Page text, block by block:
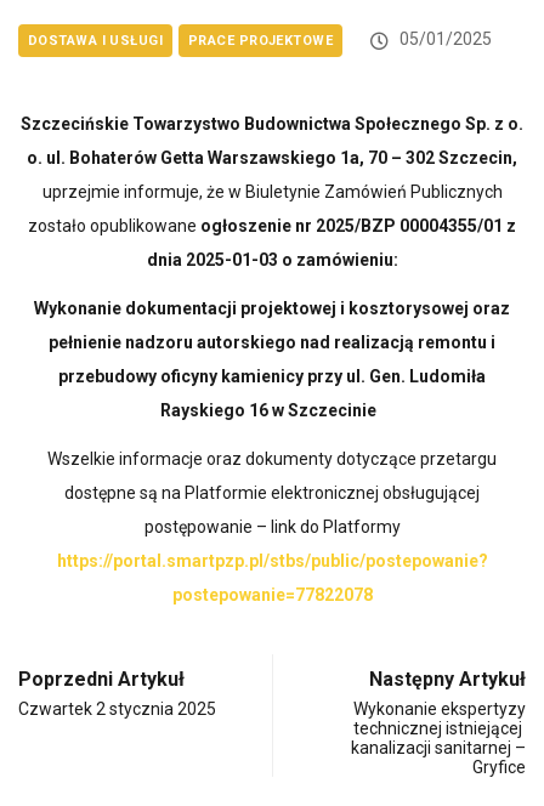
DOSTAWA I USŁUGI PRACE PROJEKTOWE 05/01/2025
Szczecińskie Towarzystwo Budownictwa Społecznego Sp. z o.
o. ul. Bohaterów Getta Warszawskiego 1a, 70 – 302 Szczecin,
uprzejmie informuje, że w Biuletynie Zamówień Publicznych
zostało opublikowane ogłoszenie nr 2025/BZP 00004355/01 z
dnia 2025-01-03 o zamówieniu:
Wykonanie dokumentacji projektowej i kosztorysowej oraz
pełnienie nadzoru autorskiego nad realizacją remontu i
przebudowy oficyny kamienicy przy ul. Gen. Ludomiła
Rayskiego 16 w Szczecinie
Wszelkie informacje oraz dokumenty dotyczące przetargu
dostępne są na Platformie elektronicznej obsługującej
postępowanie – link do Platformy
https://portal.smartpzp.pl/stbs/public/postepowanie?
postepowanie=77822078
Poprzedni Artykuł
Czwartek 2 stycznia 2025
Następny Artykuł
Wykonanie ekspertyzy
technicznej istniejącej
kanalizacji sanitarnej –
Gryfice